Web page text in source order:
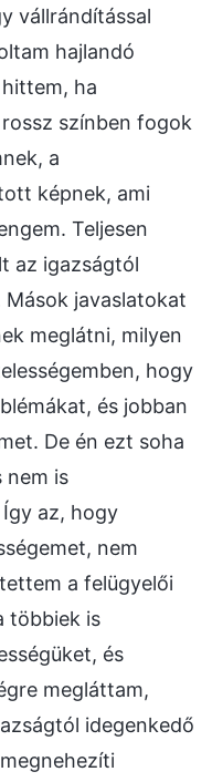
vállrándítással
hajlandó
ha
színben fogok
a
képnek, ami
Teljesen
az igazságtól
javaslatokat
meglátni, milyen
hogy
és jobban
De én ezt soha
nem is
az, hogy
nem
a felügyelői
többiek is
és
megláttam,
idegenkedő